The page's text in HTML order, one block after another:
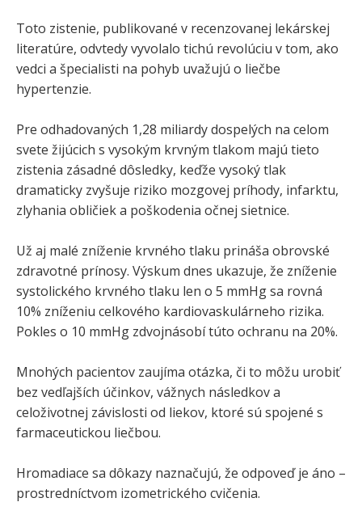
Toto zistenie, publikované v recenzovanej lekárskej
literatúre, odvtedy vyvolalo tichú revolúciu v tom, ako
vedci a špecialisti na pohyb uvažujú o liečbe
hypertenzie.
Pre odhadovaných 1,28 miliardy dospelých na celom
svete žijúcich s vysokým krvným tlakom majú tieto
zistenia zásadné dôsledky, keďže vysoký tlak
dramaticky zvyšuje riziko mozgovej príhody, infarktu,
zlyhania obličiek a poškodenia očnej sietnice.
Už aj malé zníženie krvného tlaku prináša obrovské
zdravotné prínosy. Výskum dnes ukazuje, že zníženie
systolického krvného tlaku len o 5 mmHg sa rovná
10% zníženiu celkového kardiovaskulárneho rizika.
Pokles o 10 mmHg zdvojnásobí túto ochranu na 20%.
Mnohých pacientov zaujíma otázka, či to môžu urobiť
bez vedľajších účinkov, vážnych následkov a
celoživotnej závislosti od liekov, ktoré sú spojené s
farmaceutickou liečbou.
Hromadiace sa dôkazy naznačujú, že odpoveď je áno –
prostredníctvom izometrického cvičenia.